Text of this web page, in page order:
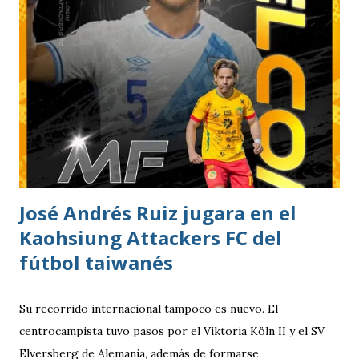
José Andrés Ruiz jugara en el
Kaohsiung Attackers FC del
fútbol taiwanés
Su recorrido internacional tampoco es nuevo. El
centrocampista tuvo pasos por el Viktoria Köln II y el SV
Elversberg de Alemania, además de formarse